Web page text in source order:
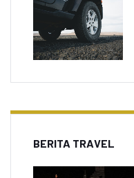
BERITA TRAVEL